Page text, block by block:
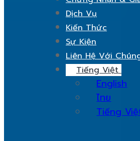
Dịch Vụ
Kiến Thức
Sự Kiện
Liên Hệ Với
Tiếng Việt
English
ไทย
Tiếng